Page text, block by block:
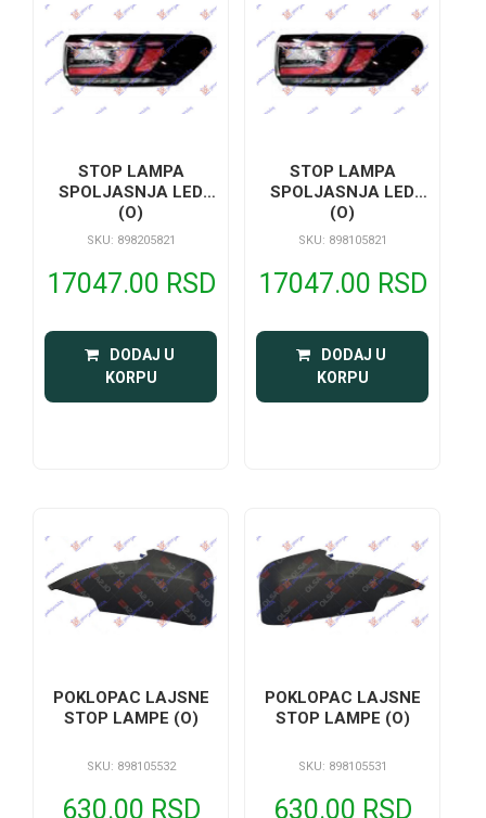
STOP LAMPA
SPOLJASNJA LED
(O)
SKU: 898205821
17047.00 RSD
DODAJ U
KORPU
STOP LAMPA
SPOLJASNJA LED
(O)
SKU: 898105821
17047.00 RSD
DODAJ U
KORPU
POKLOPAC LAJSNE
STOP LAMPE (O)
SKU: 898105532
630.00 RSD
POKLOPAC LAJSNE
STOP LAMPE (O)
SKU: 898105531
630.00 RSD